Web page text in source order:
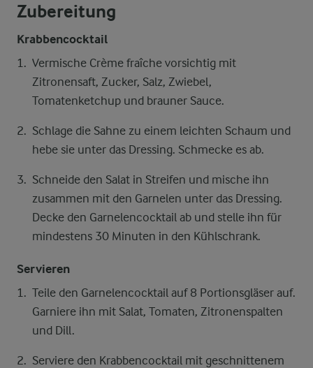
Zubereitung
Krabbencocktail
Vermische Crème fraîche vorsichtig mit
Zitronensaft, Zucker, Salz, Zwiebel,
Tomatenketchup und brauner Sauce.
Schlage die Sahne zu einem leichten Schaum und
hebe sie unter das Dressing. Schmecke es ab.
Schneide den Salat in Streifen und mische ihn
zusammen mit den Garnelen unter das Dressing.
Decke den Garnelencocktail ab und stelle ihn für
mindestens 30 Minuten in den Kühlschrank.
Servieren
Teile den Garnelencocktail auf 8 Portionsgläser auf.
Garniere ihn mit Salat, Tomaten, Zitronenspalten
und Dill.
Serviere den Krabbencocktail mit geschnittenem